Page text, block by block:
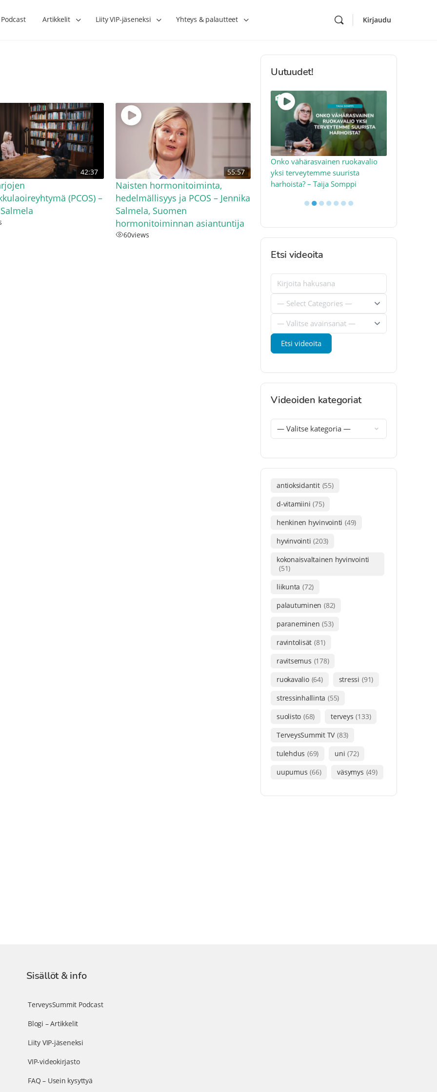
Podcast Artikkelit Liity VIP-jäseneksi Yhteys & palautteet Kirjaudu
42:37
(PCOS) –
55:57
Naisten hormonitoiminta,
hedelmällisyys ja PCOS – Jennika
Salmela, Suomen
hormonitoiminnan asiantuntija
60views
Uutuudet!
Lihasharjoittelu on naisen tärkein
hormonihoito – Kaisa Jaakkola
Verisuonet priimakuntoon – näin
tuet verenkiertoa ruuan voimalla –
Hanna Voutilainen
Onko vähärasvainen ruokavalio
yksi terveytemme suurista
harhoista? – Taija Somppi
●●●●●●●
Etsi videoita
Videoiden kategoriat
antioksidantit (55)
d-vitamiini (75)
henkinen hyvinvointi (49)
hyvinvointi (203)
kokonaisvaltainen hyvinvointi
(51)
liikunta (72)
palautuminen (82)
paraneminen (53)
ravintolisät (81)
ravitsemus (178)
ruokavalio (64) stressi (91)
stressinhallinta (55)
suolisto (68) terveys (133)
TerveysSummit TV (83)
tulehdus (69) uni (72)
uupumus (66) väsymys (49)
Sisällöt & info
TerveysSummit Podcast
Blogi – Artikkelit
Liity VIP-jäseneksi
VIP-videokirjasto
FAQ – Usein kysyttyä